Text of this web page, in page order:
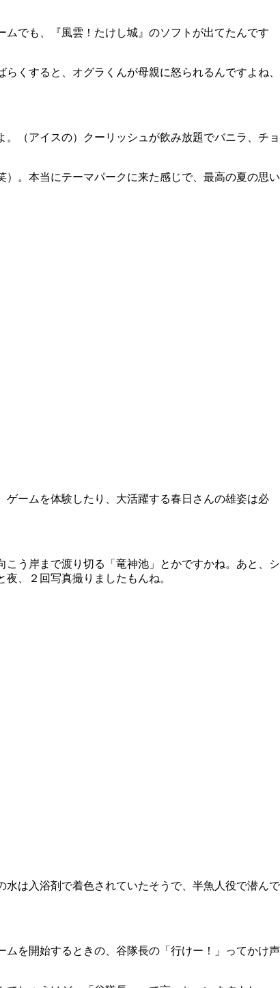
でも、『風雲！たけし城』のソフトが出てたんです
くすると、オグラくんが母親に怒られるんですよね、
（アイスの）クーリッシュが飲み放題でバニラ、チョ
。本当にテーマパークに来た感じで、最高の夏の思い
ゲームを体験したり、大活躍する春日さんの雄姿は必
う岸まで渡り切る「竜神池」とかですかね。あと、シ
、２回写真撮りましたもんね。
水は入浴剤で着色されていたそうで、半魚人役で潜んで
を開始するときの、谷隊長の「行けー！」ってかけ声